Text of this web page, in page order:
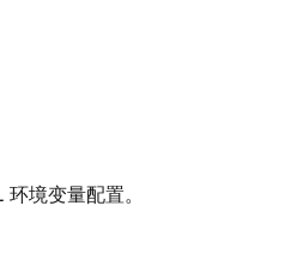
环境变量配置。